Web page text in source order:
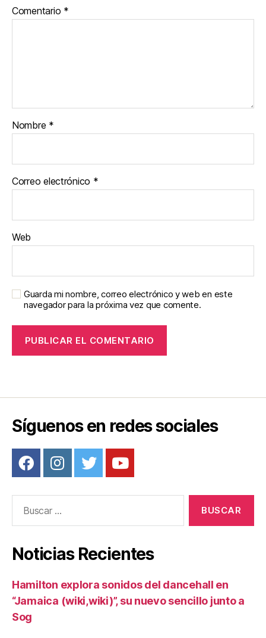
Comentario *
Nombre *
Correo electrónico *
Web
Guarda mi nombre, correo electrónico y web en este
navegador para la próxima vez que comente.
Síguenos en redes sociales
Noticias Recientes
Hamilton explora sonidos del dancehall en
“Jamaica (wiki,wiki)”, su nuevo sencillo junto a
Sog